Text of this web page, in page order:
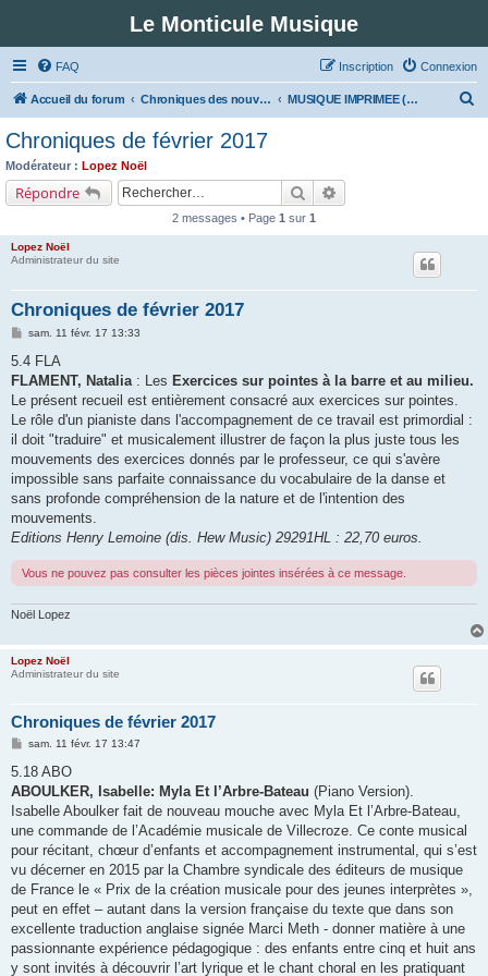
Le Monticule Musique
FAQ Connexion
Inscription
Accueil du forum Chroniques des nouveautés musicales : Pour voir les visuels des notices vous devez vous enregistrer. MUSIQUE IMPRIMEE (Classe 5 - Musiques fonctionnelles)
Chroniques de février 2017
Modérateur : Lopez Noël
Répondre Rechercher
2 messages • Page 1 sur 1
Lopez Noël
Administrateur du site
Chroniques de février 2017
M
s
a
g
sam. 11 févr. 17 13:33
5.4 FLA
FLAMENT, Natalia : Les Exercices sur pointes à la barre et au milieu.
Le présent recueil est entièrement consacré aux exercices sur pointes.
Le rôle d'un pianiste dans l'accompagnement de ce travail est primordial :
il doit "traduire" et musicalement illustrer de façon la plus juste tous les
mouvements des exercices donnés par le professeur, ce qui s'avère
impossible sans parfaite connaissance du vocabulaire de la danse et
sans profonde compréhension de la nature et de l'intention des
mouvements.
Editions Henry Lemoine (dis. Hew Music) 29291HL : 22,70 euros.
Vous ne pouvez pas consulter les pièces jointes insérées à ce message.
Noël Lopez
Lopez Noël
Administrateur du site
Chroniques de février 2017
M
s
a
g
sam. 11 févr. 17 13:47
5.18 ABO
ABOULKER, Isabelle: Myla Et l’Arbre-Bateau (Piano Version).
Isabelle Aboulker fait de nouveau mouche avec Myla Et l’Arbre-Bateau,
une commande de l’Académie musicale de Villecroze. Ce conte musical
pour récitant, chœur d’enfants et accompagnement instrumental, qui s’est
vu décerner en 2015 par la Chambre syndicale des éditeurs de musique
de France le « Prix de la création musicale pour des jeunes interprètes »,
peut en effet – autant dans la version française du texte que dans son
excellente traduction anglaise signée Marci Meth - donner matière à une
passionnante expérience pédagogique : des enfants entre cinq et huit ans
y sont invités à découvrir l’art lyrique et le chant choral en les pratiquant